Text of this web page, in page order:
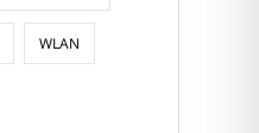
WLAN